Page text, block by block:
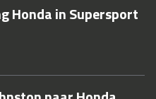
Honda in Supersport